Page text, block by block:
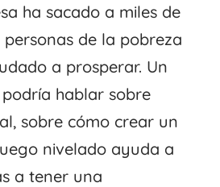
ha sacado a miles de
personas de la pobreza
a prosperar. Un
hablar sobre
sobre cómo crear un
nivelado ayuda a
a tener una